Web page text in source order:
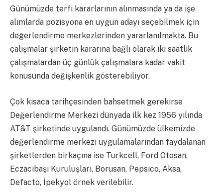
Günümüzde terfi kararlarının alınmasında ya da işe
alımlarda pozisyona en uygun adayı seçebilmek için
değerlendirme merkezlerinden yararlanılmakta. Bu
çalışmalar şirketin kararına bağlı olarak iki saatlik
çalışmalardan üç günlük çalışmalara kadar vakit
konusunda değişkenlik gösterebiliyor.
Çok kısaca tarihçesinden bahsetmek gerekirse
Değerlendirme Merkezi dünyada ilk kez 1956 yılında
AT&T şirketinde uygulandı. Günümüzde ülkemizde
değerlendirme merkezi uygulamalarından faydalanan
şirketlerden birkaçına ise Turkcell, Ford Otosan,
Eczacıbaşı Kuruluşları, Borusan, Pepsico, Aksa,
Defacto, İpekyol örnek verilebilir.